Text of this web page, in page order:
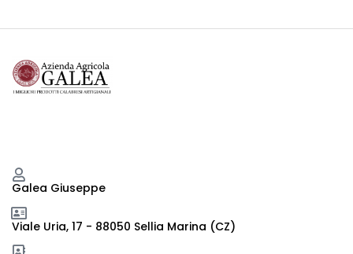
Galea Giuseppe
Viale Uria, 17 - 88050 Sellia Marina (CZ)